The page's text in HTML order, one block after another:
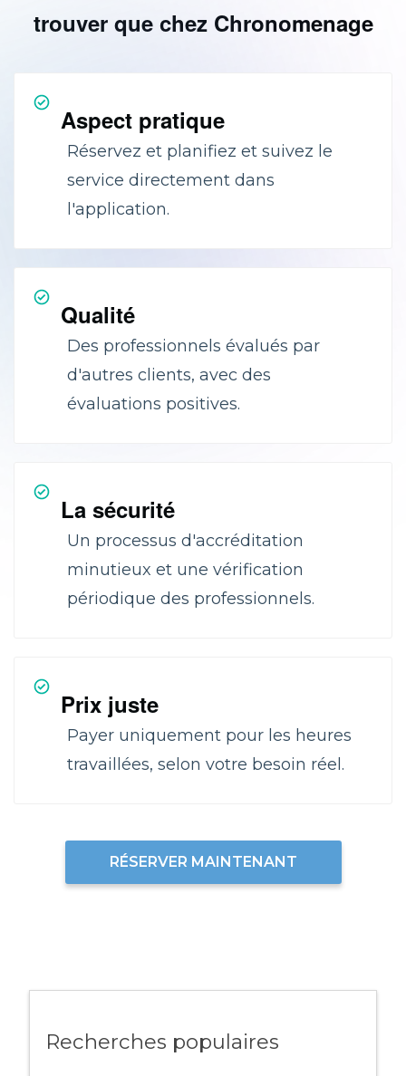
trouver que chez Chronomenage
Aspect pratique
Réservez et planifiez et suivez le
service directement dans
l'application.
Qualité
Des professionnels évalués par
d'autres clients, avec des
évaluations positives.
La sécurité
Un processus d'accréditation
minutieux et une vérification
périodique des professionnels.
Prix juste
Payer uniquement pour les heures
travaillées, selon votre besoin réel.
RÉSERVER MAINTENANT
Recherches populaires